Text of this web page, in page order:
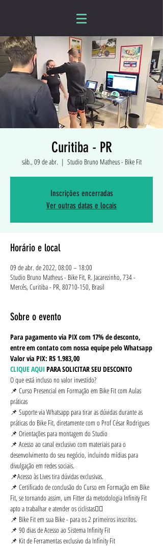
Curitiba - PR
sáb., 09 de abr.
  |
Studio Bruno Matheus - Bike Fit
Inscrições encerradas
Ver outras datas e locais
Horário e local
09 de abr. de 2022, 08:00 – 18:00
Studio Bruno Matheus - Bike Fit, R. Jacarezinho, 734 -
Mercês, Curitiba - PR, 80710-150, Brasil
Sobre o evento
Para pagamento via PIX com 17% de desconto,
entre em contato com nossa equipe pelo Whatsapp
Valor via PIX: R$ 1.983,00
CLIQUE AQUI PARA SOLICITAR SEU DESCONTO
O que está incluso no valor investido?
📌 Curso Presencial em Formação em Bike Fit com Aulas
práticas
📌 Suporte via Whatsapp para tirar as dúvidas durante as
práticas do Bike Fit, diretamente com o Prof César Rodrigues
📌 Orientações para montagem do Studio
📌 Acesso ao canal exclusivo com materiais para o
desenvolvimento do seu negócio, incluindo mídias para
divulgação em redes sociais.
📌Acesso às Lives tira dúvidas exclusivas.
📌 Certificado de conclusão do Curso em Formação em Bike
Fit, se tornando assim, um Fitter da metodologia Infinity Fit
apto a trabalhar e atender os ciclistas🚴‍♂️
📌 Bike Fit em sua Bike - para os 2 primeiros inscritos.
📌 90 dias de Acesso ao Sistema Infinity Fit
📌 Kit de Ferramentas exclusivo da Infinity Fit